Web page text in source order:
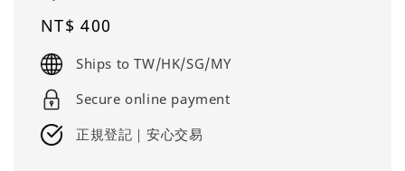
Regular
price
NT$ 400
Ships to TW/HK/SG/MY
Secure online payment
正規登記｜安心交易